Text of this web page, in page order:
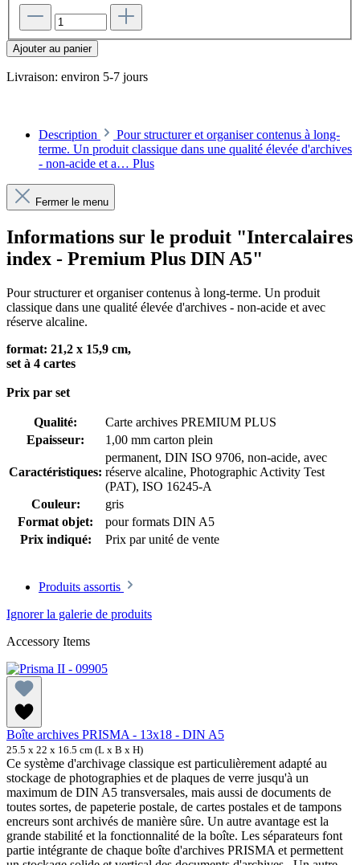
Ajouter au panier
Livraison: environ 5-7 jours
Description
Pour structurer et organiser contenus à long-
terme. Un produit classique dans une qualité élevée d'archives
- non-acide et a… Plus
Fermer le menu
Informations sur le produit "Intercalaires
index - Premium Plus DIN A5"
Pour structurer et organiser contenus à long-terme. Un produit
classique dans une qualité élevée d'archives - non-acide et avec
réserve alcaline.
format: 21,2 x 15,9 cm,
set à 4 cartes
Prix par set
Qualité:
Carte archives PREMIUM PLUS
Epaisseur:
1,00 mm carton plein
Caractéristiques:
permanent, DIN ISO 9706, non-acide, avec
réserve alcaline, Photographic Activity Test
(PAT), ISO 16245-A
Couleur:
gris
Format objet:
pour formats DIN A5
Prix indiqué:
Prix par unité de vente
Produits assortis
Ignorer la galerie de produits
Accessory Items
Boîte archives PRISMA - 13x18 - DIN A5
25.5 x 22 x 16.5 cm (L x B x H)
Ce système d'archivage classique est particulièrement adapté au
stockage de photographies et de plaques de verre jusqu'à un
maximum de DIN A5 transversales, mais aussi de documents de
toutes sortes, de papeterie postale, de cartes postales et de tampons
encreurs sont archivés de manière sûre. Un autre avantage est la
grande stabilité et la fonctionnalité de la boîte. Les séparateurs font
partie intégrante de chaque boîte d'archives PRISMA et permettent